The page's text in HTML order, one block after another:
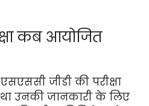
कब आयोजित
जीडी की परीक्षा
उनकी जानकारी के लिए